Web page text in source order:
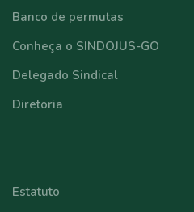
Banco de permutas
Conheça o SINDOJUS-GO
Delegado Sindical
Diretoria
Estatuto